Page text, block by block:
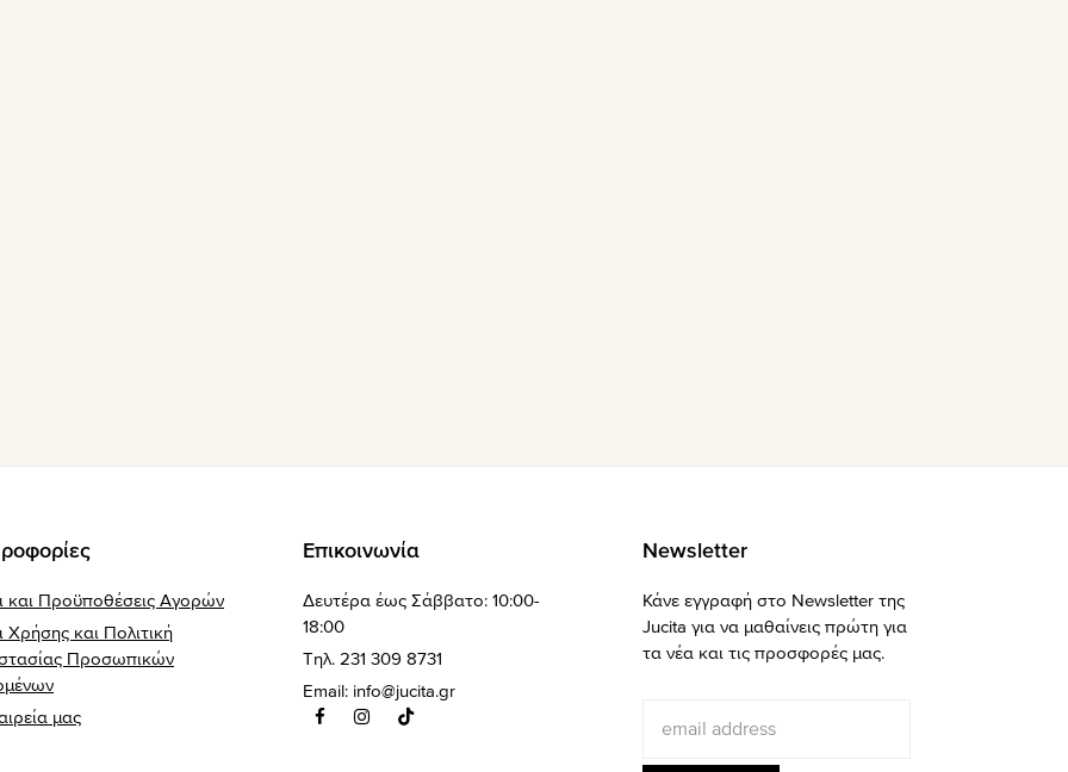
και Προϋποθέσεις Αγορών
Χρήσης και Πολιτική
Προσωπικών
μας
Επικοινωνία
Δευτέρα έως Σάββατο: 10:00-
18:00
Τηλ. 231 309 8731
Email: info@jucita.gr
Newsletter
Κάνε εγγραφή στο Newsletter της
Jucita για να μαθαίνεις πρώτη για
τα νέα και τις προσφορές μας.